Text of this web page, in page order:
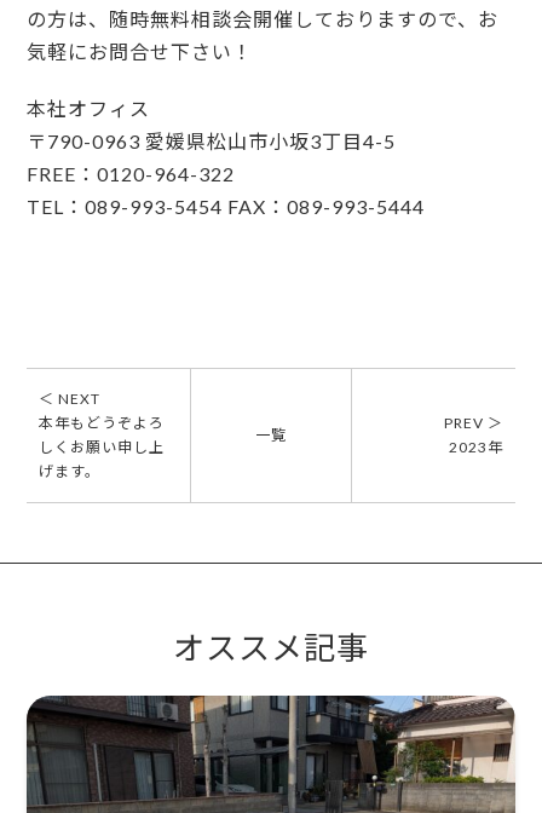
の方は、随時無料相談会開催しておりますので、お
気軽にお問合せ下さい！
本社オフィス
〒790-0963 愛媛県松山市小坂3丁目4-5
FREE：0120-964-322
TEL：089-993-5454 FAX：089-993-5444
＜ NEXT
本年もどうぞよろ
しくお願い申し上
げます。
一覧
PREV ＞
2023年
オススメ記事